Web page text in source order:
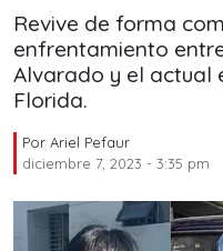
Revive de forma
enfrentamiento
Alvarado y el actual
Florida.
Por Ariel Pefaur
diciembre 7, 2023 - 3:35 pm